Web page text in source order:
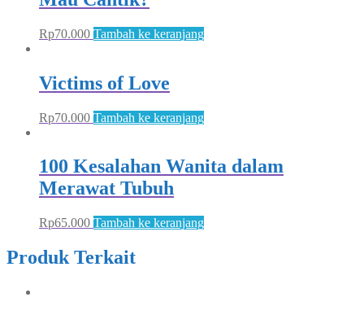
Rp70.000 Tambah ke keranjang
Victims of Love
Rp70.000 Tambah ke keranjang
100 Kesalahan Wanita dalam
Merawat Tubuh
Rp65.000 Tambah ke keranjang
Produk Terkait